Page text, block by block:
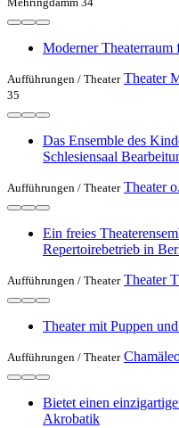
Moderner
Aufführungen / Theater Theater
35
Das Ensemble des
Schlesiensaal
Aufführungen / Theater Theater
Ein freies
Repertoirebetrieb in
Aufführungen / Theater Theater
Theater mit Puppen
Aufführungen / Theater
Bietet einen
Akrobatik